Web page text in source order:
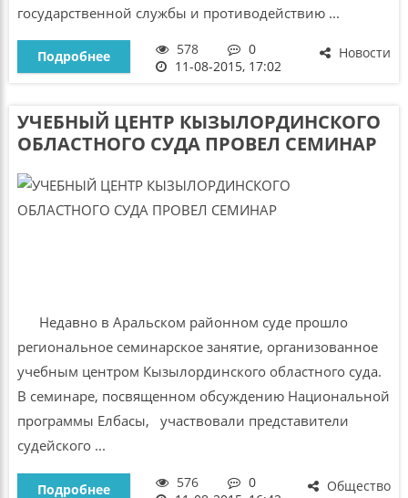
государственной службы и противодействию ...
Новости
Подробнее 578
0
11-08-2015, 17:02
УЧЕБНЫЙ ЦЕНТР КЫЗЫЛОРДИНСКОГО
ОБЛАСТНОГО СУДА ПРОВЕЛ СЕМИНАР
Недавно в Аральском районном суде прошло
региональное семинарское занятие, организованное
учебным центром Кызылординского областного суда.
В семинаре, посвященном обсуждению Национальной
программы Елбасы, участвовали представители
судейского ...
Общество
Подробнее 576
0